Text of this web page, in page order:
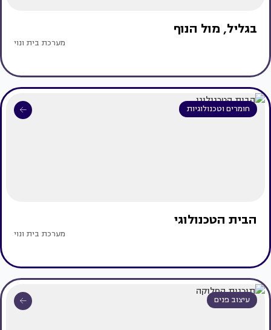
בגליל, מול הנוף
מערכת בית ונוי
חומרים וטכנולוגיות
הבית הטכנולוגי
מערכת בית ונוי
עיצוב פנים